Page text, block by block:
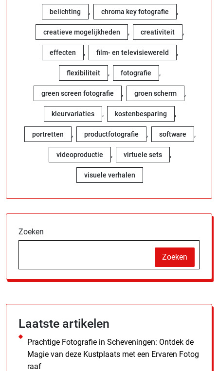
belichting , chroma key fotografie ,
creatieve mogelijkheden , creativiteit ,
effecten , film- en televisiewereld ,
flexibiliteit , fotografie ,
green screen fotografie , groen scherm ,
kleurvariaties , kostenbesparing ,
portretten , productfotografie , software ,
videoproductie , virtuele sets ,
visuele verhalen
Zoeken
Zoeken
Laatste artikelen
Prachtige Fotografie in Scheveningen: Ontdek de
Magie van deze Kustplaats met een Ervaren Fotog
raaf